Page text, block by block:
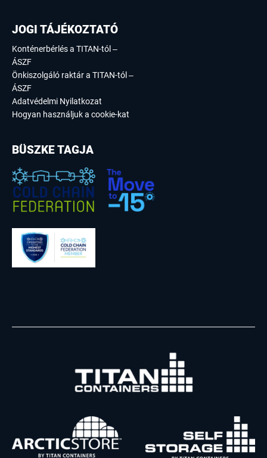
JOGI TÁJÉKOZTATÓ
Konténerbérlés a TITAN-tól –
ÁSZF
Önkiszolgáló raktár a TITAN-tól –
ÁSZF
Adatvédelmi Nyilatkozat
Hogyan használjuk a cookie-kat
BÜSZKE TAGJA